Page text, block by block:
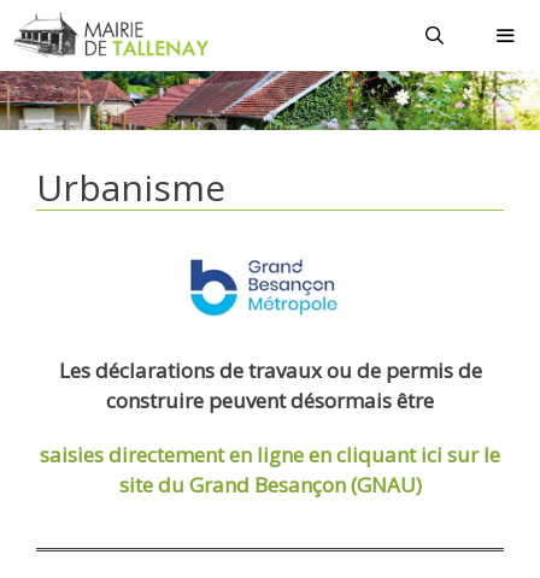
Aller
au
contenu
Urbanisme
Les déclarations de travaux ou de permis de
construire peuvent désormais être
saisies directement en ligneen cliquant ici sur le
site du Grand Besançon (GNAU)